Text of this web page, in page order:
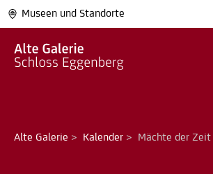
Museen und Standorte
Alte Galerie > Kalender > Mächte der Zeit